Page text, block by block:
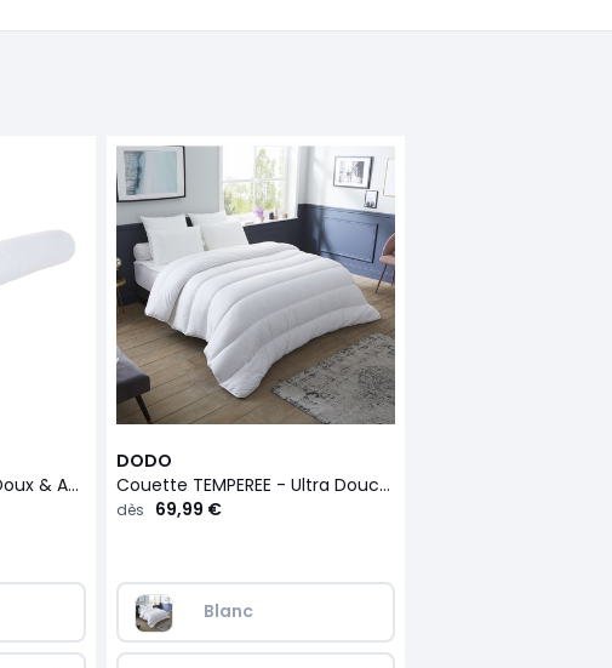
Traversin MOELLEUX - Doux & Anti-Acariens
DODO
Couette TEMPEREE - Ultra Douce & Anti-Acariens
dès 69,99 €
Blanc